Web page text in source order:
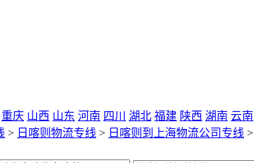
重庆 山西 山东 河南 四川 湖北 福建 陕西 湖南 云南
> 日喀则物流专线 > 日喀则到上海物流公司专线 >